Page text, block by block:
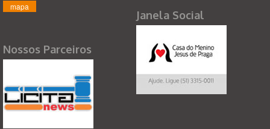
mapa
Nossos Parceiros
Janela Social